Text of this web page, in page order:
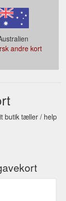
andre kort
butik tæller / help